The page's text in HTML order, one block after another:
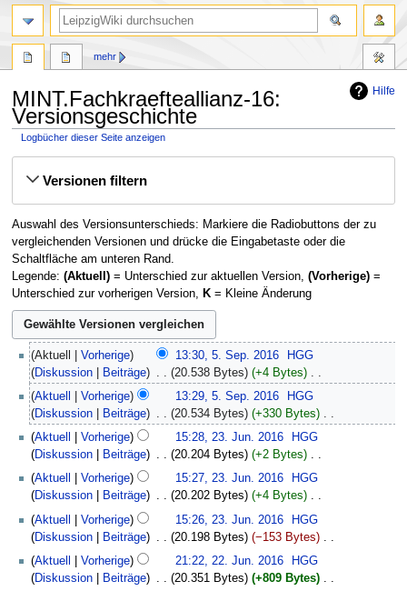
Hilfe
MINT.Fachkraefteallianz-16:
Versionsgeschichte
Logbücher dieser Seite anzeigen
Navigation
SucheVersionen filtern
Auswahl des Versionsunterschieds: Markiere die Radiobuttons der zu
vergleichenden Versionen und drücke die Eingabetaste oder die
Schaltfläche am unteren Rand.
Legende: (Aktuell)= Unterschied zur aktuellen Version, (Vorherige)=
Unterschied zur vorherigen Version, K= Kleine Änderung
September
2016
Aktuell Vorherige 13:30, 5. Sep. 2016
HGG
Diskussion
Beiträge 20.538 Bytes +4 Bytes ‎
K
e
i
n
e
B
e
r
b
e
i
Aktuell Vorherige 13:29, 5. Sep. 2016
HGG
Diskussion
Beiträge 20.534 Bytes +330 Bytes ‎
K
e
n
e
B
e
r
b
23.
Juni
Aktuell Vorherige 15:28, 23. Jun. 2016
HGG
Diskussion
Beiträge 20.204 Bytes +2 Bytes ‎
K
e
n
e
B
e
Aktuell Vorherige 15:27, 23. Jun. 2016
HGG
Diskussion
Beiträge 20.202 Bytes +4 Bytes ‎
K
e
n
e
Aktuell Vorherige 15:26, 23. Jun. 2016
HGG
Diskussion
Beiträge 20.198 Bytes −153 Bytes ‎
K
e
Juni
Aktuell Vorherige 21:22, 22. Jun. 2016
HGG
Diskussion
Beiträge 20.351 Bytes +809 Bytes ‎
mehr